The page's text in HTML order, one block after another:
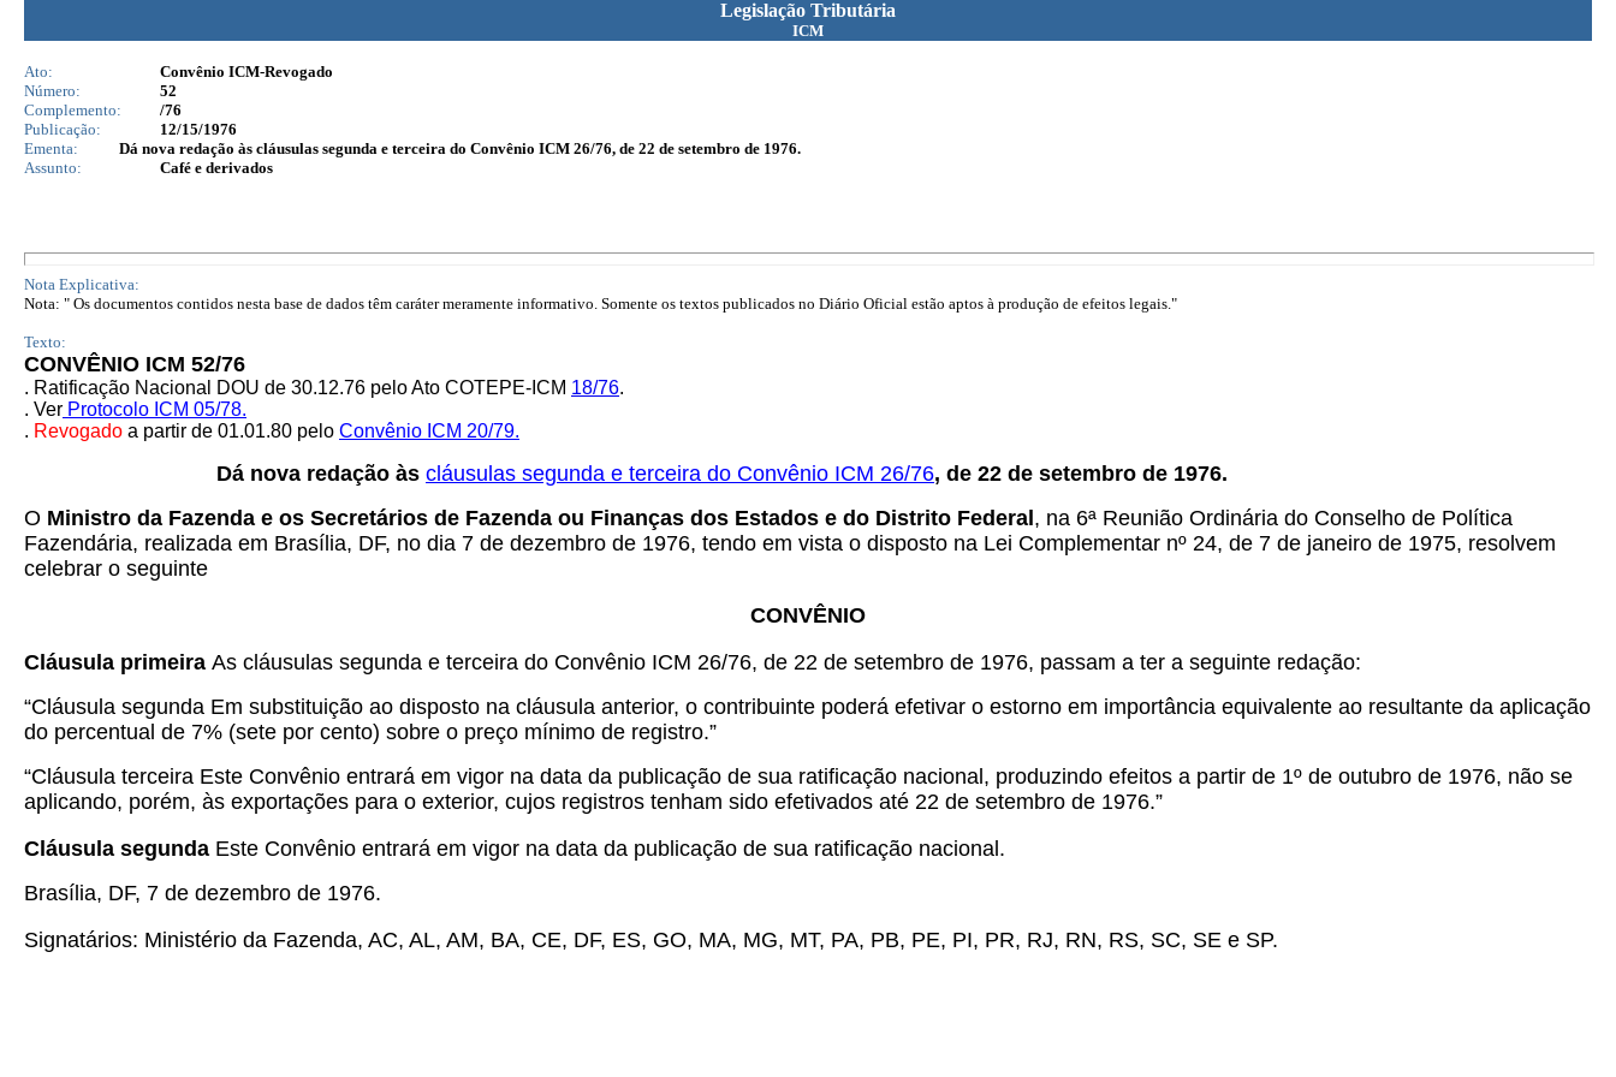
Legislação Tributária
ICM
Ato:
Convênio ICM-Revogado
Número:
52
Complemento:
/76
Publicação:
12/15/1976
Ementa:
Dá nova redação às cláusulas segunda e terceira do Convênio ICM 26/76, de 22 de setembro de 1976.
Assunto:
Café e derivados
Nota Explicativa:
Nota: " Os documentos contidos nesta base de dados têm caráter meramente informativo. Somente os textos publicados no Diário Oficial estão aptos à produção de efeitos legais."
Texto:
CONVÊNIO ICM 52/76
. Ratificação Nacional DOU de 30.12.76 pelo Ato COTEPE-ICM 18/76.
. Ver Protocolo ICM 05/78.
. Revogado a partir de 01.01.80 pelo Convênio ICM 20/79.
Dá nova redação às cláusulas segunda e terceira do Convênio ICM 26/76, de 22 de setembro de 1976.
O Ministro da Fazenda e os Secretários de Fazenda ou Finanças dos Estados e do Distrito Federal , na 6ª Reunião Ordinária do Conselho de Política
Fazendária, realizada em Brasília, DF, no dia 7 de dezembro de 1976, tendo em vista o disposto na Lei Complementar nº 24, de 7 de janeiro de 1975, resolvem
celebrar o seguinte
CONVÊNIO
Cláusula primeira As cláusulas segunda e terceira do Convênio ICM 26/76, de 22 de setembro de 1976, passam a ter a seguinte redação:
“Cláusula segunda Em substituição ao disposto na cláusula anterior, o contribuinte poderá efetivar o estorno em importância equivalente ao resultante da aplicação
do percentual de 7% (sete por cento) sobre o preço mínimo de registro.”
“Cláusula terceira Este Convênio entrará em vigor na data da publicação de sua ratificação nacional, produzindo efeitos a partir de 1º de outubro de 1976, não se
aplicando, porém, às exportações para o exterior, cujos registros tenham sido efetivados até 22 de setembro de 1976.”
Cláusula segunda Este Convênio entrará em vigor na data da publicação de sua ratificação nacional.
Brasília, DF, 7 de dezembro de 1976.
Signatários: Ministério da Fazenda, AC, AL, AM, BA, CE, DF, ES, GO, MA, MG, MT, PA, PB, PE, PI, PR, RJ, RN, RS, SC, SE e SP.